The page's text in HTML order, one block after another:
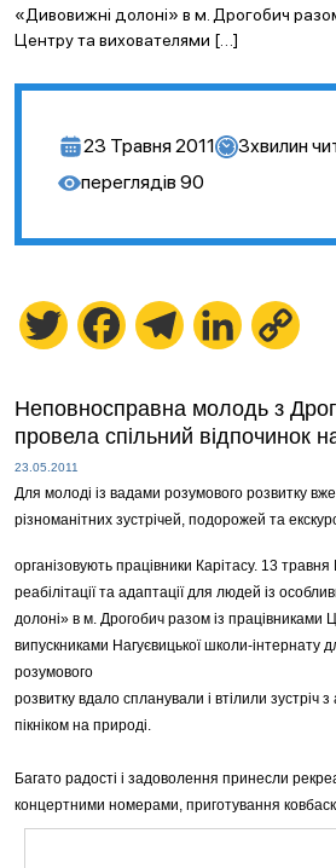
«Дивовижні долоні» в м. Дрогобич
Центру та вихователями […]
23 Травня 2011 3хвилин
переглядів 90
Twitter FacebookTelegramLinkedIn
Неповносправна молодь з
провела спільний відпочинок
23.05.2011
Для молоді із вадами розумового розвитку
різноманітних зустрічей, подорожей та
організовують працівники Карітасу. 13 травня
реабілітації та адаптації для людей із
долоні» в м. Дрогобич разом із працівниками
випускниками Нагуєвицької школи-інтернату
розумового
розвитку вдало спланували і втілили зустріч
пікніком на природі.
Багато радості і задоволення принесли
концертними номерами, приготування